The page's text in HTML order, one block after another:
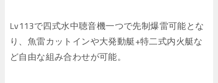
Lv113で四式水中聴音機一つで先制爆雷可能とな
り、魚雷カットインや大発動艇+特二式内火艇な
ど自由な組み合わせが可能。